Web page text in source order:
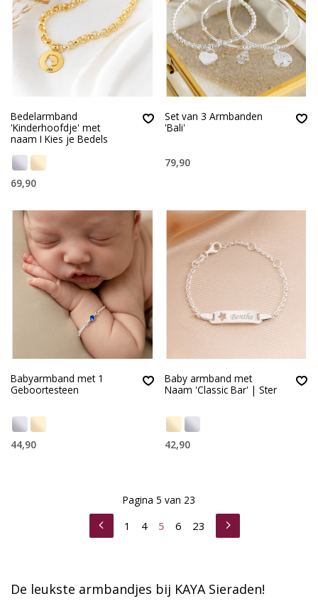
Bedelarmband
'Kinderhoofdje' met
naam I Kies je Bedels
69,90
Set van 3 Armbanden
'Bali'
79,90
Babyarmband met 1
Geboortesteen
44,90
Baby armband met
Naam 'Classic Bar' | Ster
42,90
1 4 5 6 23
Pagina 5 van 23
De leukste armbandjes bij KAYA Sieraden!